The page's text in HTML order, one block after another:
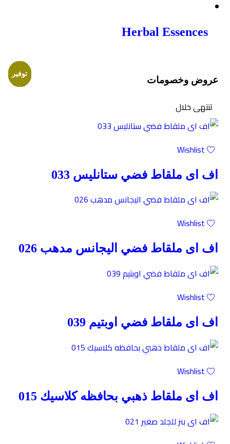
Herbal Essences
عروض وخصومات
تنتهى خلال
توفير
Wishlist
اف اى ملقاط فضي ستانليس 033
توفير
Wishlist
اف اى ملقاط فضي اليجانس مدهب 026
توفير
Wishlist
اف اى ملقاط فضي اوبتيم 039
توفير
Wishlist
اف اى ملقاط ذهبي بحافظه كلاسيك 015
توفير
توفير
توفير
توفير
توفير
توفير
توفير
توفير